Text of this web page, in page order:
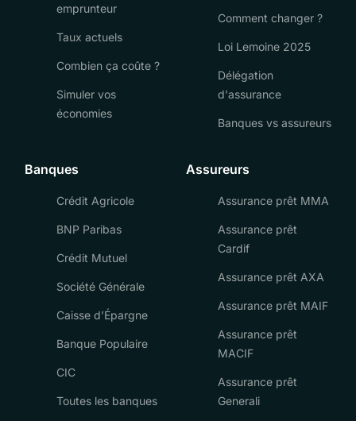
emprunteur
Taux actuels
Combien ça coûte ?
Simuler vos
économies
Comment changer ?
Loi Lemoine 2025
Délégation
d'assurance
Banques vs assureurs
Banques
Crédit Agricole
BNP Paribas
Crédit Mutuel
Société Générale
Caisse d’Épargne
Banque Populaire
CIC
Toutes les banques
Assureurs
Assurance prêt MMA
Assurance prêt
Cardif
Assurance prêt AXA
Assurance prêt MAIF
Assurance prêt
MACIF
Assurance prêt
Generali